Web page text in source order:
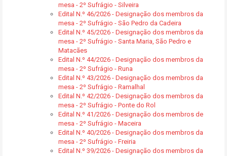
mesa - 2º Sufrágio - Silveira
Edital N.º 46/2026 - Designação dos membros da
mesa - 2º Sufrágio - São Pedro da Cadeira
Edital N.º 45/2026 - Designação dos membros da
mesa - 2º Sufrágio - Santa Maria, São Pedro e
Matacães
Edital N.º 44/2026 - Designação dos membros da
mesa - 2º Sufrágio - Runa
Edital N.º 43/2026 - Designação dos membros da
mesa - 2º Sufrágio - Ramalhal
Edital N.º 42/2026 - Designação dos membros da
mesa - 2º Sufrágio - Ponte do Rol
Edital N.º 41/2026 - Designação dos membros de
mesa - 2º Sufrágio - Maceira
Edital N.º 40/2026 - Designação dos membros da
mesa - 2º Sufrágio - Freiria
Edital N.º 39/2026 - Designação dos membros da